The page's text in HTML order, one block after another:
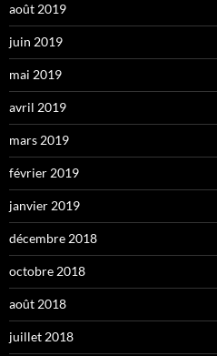
août 2019
juin 2019
mai 2019
avril 2019
mars 2019
février 2019
janvier 2019
décembre 2018
octobre 2018
août 2018
juillet 2018